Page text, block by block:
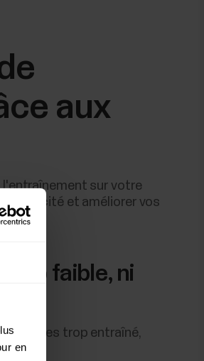
en
aux
sur votre
l'efficacité et améliorer vos
trop faible, ni
êtes trop entraîné,